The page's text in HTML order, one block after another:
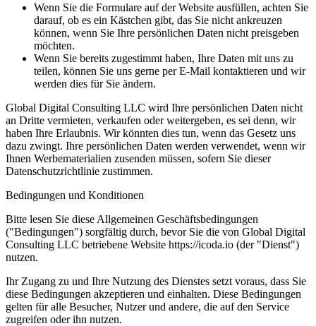
Wenn Sie die Formulare auf der Website ausfüllen, achten Sie
darauf, ob es ein Kästchen gibt, das Sie nicht ankreuzen
können, wenn Sie Ihre persönlichen Daten nicht preisgeben
möchten.
Wenn Sie bereits zugestimmt haben, Ihre Daten mit uns zu
teilen, können Sie uns gerne per E-Mail kontaktieren und wir
werden dies für Sie ändern.
Global Digital Consulting LLC wird Ihre persönlichen Daten nicht
an Dritte vermieten, verkaufen oder weitergeben, es sei denn, wir
haben Ihre Erlaubnis. Wir könnten dies tun, wenn das Gesetz uns
dazu zwingt. Ihre persönlichen Daten werden verwendet, wenn wir
Ihnen Werbematerialien zusenden müssen, sofern Sie dieser
Datenschutzrichtlinie zustimmen.
Bedingungen und Konditionen
Bitte lesen Sie diese Allgemeinen Geschäftsbedingungen
("Bedingungen") sorgfältig durch, bevor Sie die von Global Digital
Consulting LLC betriebene Website https://icoda.io (der "Dienst")
nutzen.
Ihr Zugang zu und Ihre Nutzung des Dienstes setzt voraus, dass Sie
diese Bedingungen akzeptieren und einhalten. Diese Bedingungen
gelten für alle Besucher, Nutzer und andere, die auf den Service
zugreifen oder ihn nutzen.